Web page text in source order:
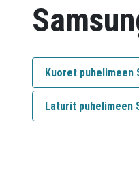
Kuoret puhelimeen
Laturit puhelimeen